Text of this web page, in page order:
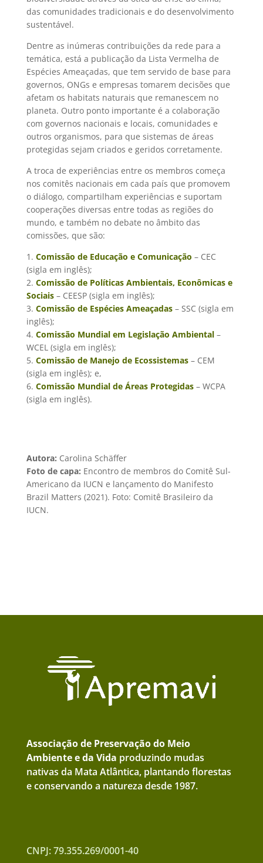
das comunidades tradicionais e do desenvolvimento
sustentável.
Dentre as inúmeras contribuições da rede para a
temática, está a publicação da Lista Vermelha de
Espécies Ameaçadas, que tem servido de base para
governos, ONGs e empresas tomarem decisões que
afetam os habitats naturais que remanescem no
planeta. Outro ponto importante é a colaboração
com governos nacionais e locais, comunidades e
outros organismos, para que sistemas de áreas
protegidas sejam criados e geridos corretamente.
A troca de experiências entre os membros começa
nos comitês nacionais em cada país que promovem
o diálogo, compartilham experiências e suportam
cooperações diversas entre todas as regiões do
mundo, e também no debate no âmbito das
comissões, que são:
1. Comissão de Educação e Comunicação – CEC
(sigla em inglês);
2. Comissão de Políticas Ambientais, Econômicas e
Sociais– CEESP (sigla em inglês);
3. Comissão de Espécies Ameaçadas– SSC (sigla em
inglês);
4. Comissão Mundial em Legislação Ambiental–
WCEL (sigla em inglês);
5. Comissão de Manejo de Ecossistemas – CEM
(sigla em inglês); e,
6. Comissão Mundial de Áreas Protegidas – WCPA
(sigla em inglês).
Autora: Carolina Schäffer
Foto de capa: Encontro de membros do Comitê Sul-
Americano da IUCN e lançamento do Manifesto
Brazil Matters (2021). Foto: Comitê Brasileiro da
IUCN.
Associação de Preservação do Meio
Ambiente e da Vida produzindo mudas
nativas da Mata Atlântica, plantando florestas
e conservando a natureza desde 1987.
CNPJ: 79.355.269/0001-40